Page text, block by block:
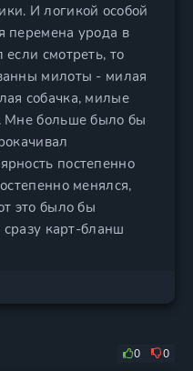
И логикой особой
перемена урода в
смотреть, то
милоты - милая
собачка, милые
Мне больше было бы
постепенно
менялся,
это было бы
сразу карт-бланш
0 0